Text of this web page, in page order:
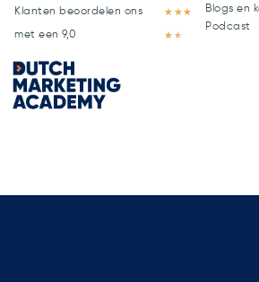
Klanten beoordelen ons
met een 9,0
★ ★★
★ ★
Blogs en
Podcast